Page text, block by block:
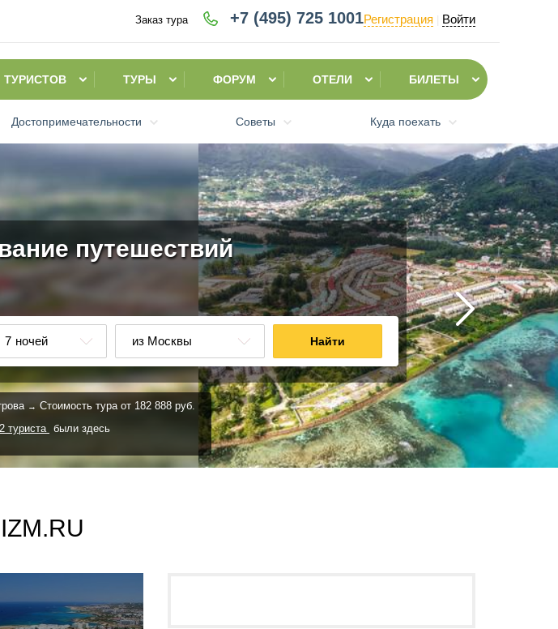
Заказ тура +7 (495) 725 1001Регистрация Войти
ТУРЫ ФОРУМ ОТЕЛИ БИЛЕТЫ
Достопримечательности Советы Куда поехать
→ Стоимость тура от 182 888 руб.
туриста
были здесь
путешествий
7 ночей из Москвы Найти